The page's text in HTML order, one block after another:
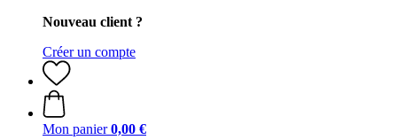
Nouveau client ?
Créer un compte
Mon panier 0,00 €